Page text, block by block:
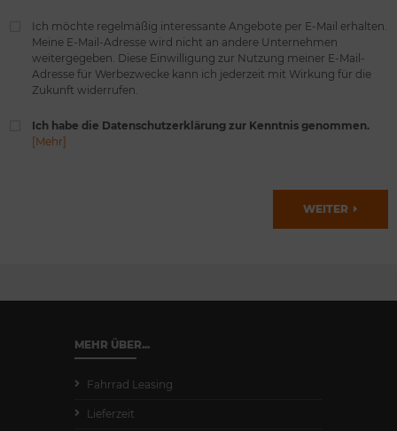
Ich möchte regelmäßig interessante Angebote per E-Mail erhalten.
Meine E-Mail-Adresse wird nicht an andere Unternehmen
weitergegeben. Diese Einwilligung zur Nutzung meiner E-Mail-
Adresse für Werbezwecke kann ich jederzeit mit Wirkung für die
Zukunft widerrufen.
Ich habe die Datenschutzerklärung zur Kenntnis genommen.
[Mehr]
WEITER
MEHR ÜBER...
Fahrrad Leasing
Lieferzeit